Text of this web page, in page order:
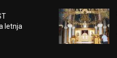
letnja